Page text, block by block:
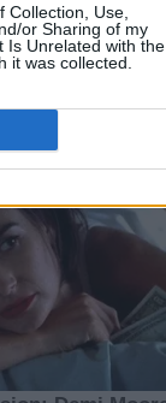
Collection, Use,
or Sharing of my
Is Unrelated with the
it was collected.